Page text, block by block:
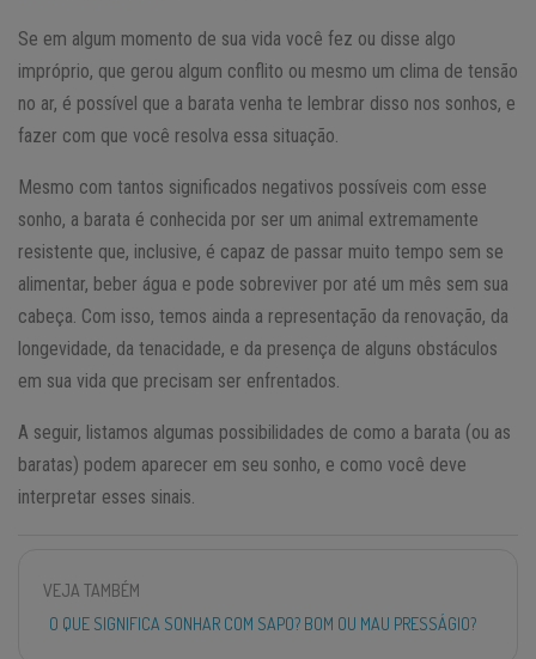
Se em algum momento de sua vida você fez ou disse algo
impróprio, que gerou algum conflito ou mesmo um clima de tensão
no ar, é possível que a barata venha te lembrar disso nos sonhos, e
fazer com que você resolva essa situação.
Mesmo com tantos significados negativos possíveis com esse
sonho, a barata é conhecida por ser um animal extremamente
resistente que, inclusive, é capaz de passar muito tempo sem se
alimentar, beber água e pode sobreviver por até um mês sem sua
cabeça. Com isso, temos ainda a representação da renovação, da
longevidade, da tenacidade, e da presença de alguns obstáculos
em sua vida que precisam ser enfrentados.
A seguir, listamos algumas possibilidades de como a barata (ou as
baratas) podem aparecer em seu sonho, e como você deve
interpretar esses sinais.
VEJA TAMBÉM
O QUE SIGNIFICA SONHAR COM SAPO? BOM OU MAU PRESSÁGIO?